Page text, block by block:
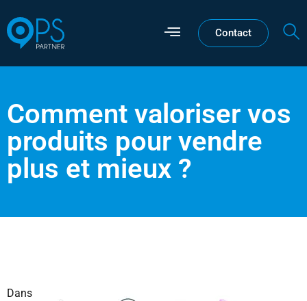
Contact
Comment valoriser vos
produits pour vendre
plus et mieux ?
Dans